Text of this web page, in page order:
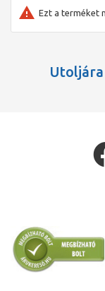
Ezt a terméket